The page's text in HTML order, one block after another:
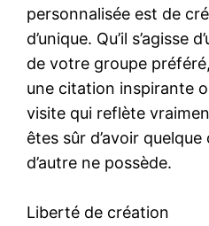
personnalisée est de
d’unique. Qu’il s’agisse
de votre groupe
une citation inspirante
visite qui reflète
êtes sûr d’avoir
d’autre ne possède.
Liberté de création